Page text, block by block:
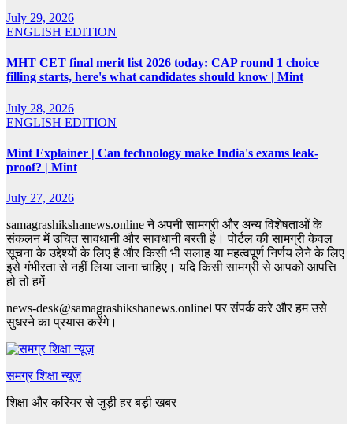
July 29, 2026
ENGLISH EDITION
MHT CET final merit list 2026 today: CAP round 1 choice
filling starts, here's what candidates should know | Mint
July 28, 2026
ENGLISH EDITION
Mint Explainer | Can technology make India's exams leak-
proof? | Mint
July 27, 2026
samagrashikshanews.online ने अपनी सामग्री और अन्य विशेषताओं के
संकलन में उचित सावधानी और सावधानी बरती है। पोर्टल की सामग्री केवल
सूचना के उद्देश्यों के लिए है और किसी भी सलाह या महत्वपूर्ण निर्णय लेने के लिए
इसे गंभीरता से नहीं लिया जाना चाहिए। यदि किसी सामग्री से आपको आपत्ति
हो तो हमें
news-desk@samagrashikshanews.onlinel पर संपर्क करे और हम उसे
सुधरने का प्रयास करेंगे।
समग्र शिक्षा न्यूज़
शिक्षा और करियर से जुड़ी हर बड़ी खबर